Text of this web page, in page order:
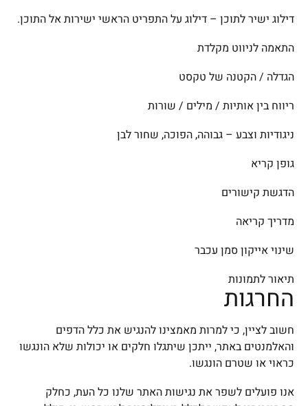
דילוג ישיר לתוכן – דילוג על התפריט הראשי ישירות אל התוכן.
התאמה לניווט מקלדת
הגדלה / הקטנה של טקסט
ריווח בין אותיות / מילים / שורות
ניגודיות וצבע – גבוהה, הפוכה, שחור לבן
גופן קריא
הדגשת קישורים
מדריך קריאה
שינוי אייקון סמן עכבר
תיאור לתמונות
החרגות
חשוב לציין, כי למרות מאמצינו להנגיש את כלל הדפים
והאלמנטים באתר, ייתכן שיתגלו חלקים או יכולות שלא הונגשו
כראוי או שטרם הונגשו.
אנו פועלים לשפר את נגישות האתר שלנו כל העת, כחלק